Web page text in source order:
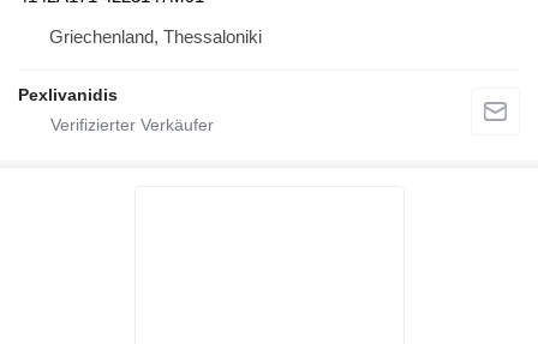
Griechenland, Thessaloniki
Pexlivanidis